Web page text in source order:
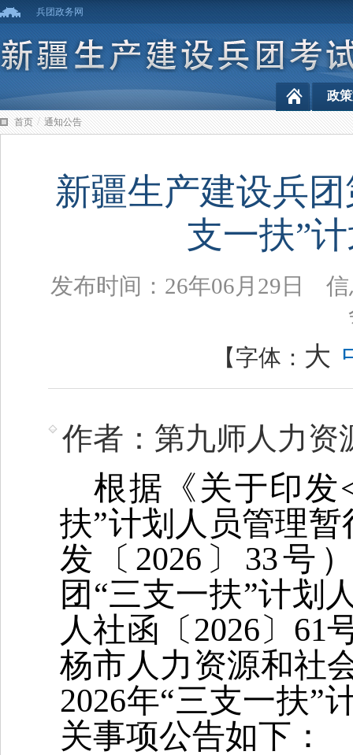
兵团政务网
政
首页 / 通知公告
新疆生产建设兵
支一扶”
发布时间：26年06月29日
【字体： 大
作者：第九师人力资
根据《关于印发
扶”计划人员管理
发〔2026〕33号
团“三支一扶”计划
人社函〔2026〕61
杨市人力资源和社
2026年“三支一扶”
关事项公告如下：